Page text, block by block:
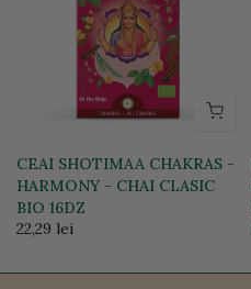
CEAI SHOTIMAA CHAKRAS -
HARMONY - CHAI CLASIC
BIO 16DZ
22,29 lei